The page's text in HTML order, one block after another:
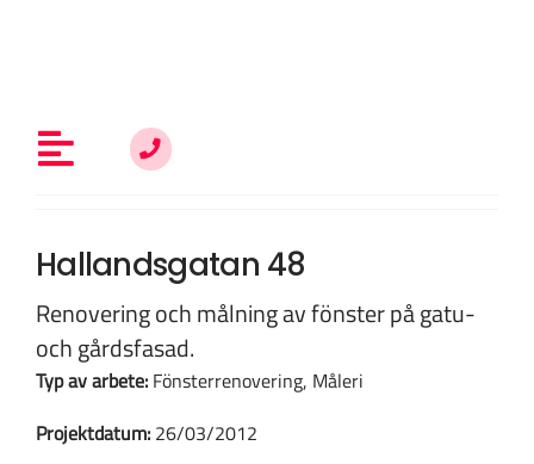
Toggle
Navigation
Vem är du?
Kunskap & inspiration
Hallandsgatan 48
Renovering och målning av fönster på gatu-
och gårdsfasad.
Typ av arbete:Fönsterrenovering, Måleri
Projektdatum:26/03/2012